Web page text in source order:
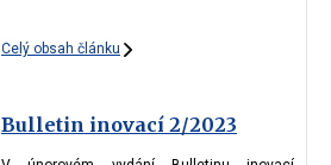
Celý obsah článku
Bulletin inovací 2/2023